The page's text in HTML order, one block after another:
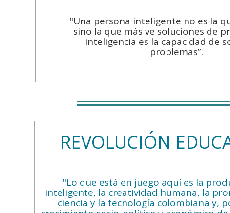
REVOLUCIÓN
"Lo que está en juego aquí es la
inteligente, la creatividad humana, la
ciencia y la tecnología colombiana y,
"Una persona inteligente no es la
sino la que más ve soluciones de
inteligencia es la capacidad de
problemas”.